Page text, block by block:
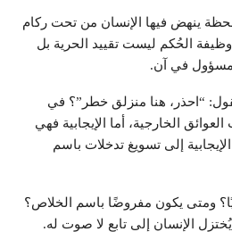
ينهض فيها الإنسان من تحت ركام
الحُكم ليست تقييد الحرية بل
ومسؤول في آن.
“احذر، هنا منزلق خطر”؟ في
الخارجية، أما الإيجابية فهي
إلى تسويغ تدخلات باسم
ومتى يكون مفروضًا باسم الخلاص؟
الإنسان إلى تابع لا صوت له.